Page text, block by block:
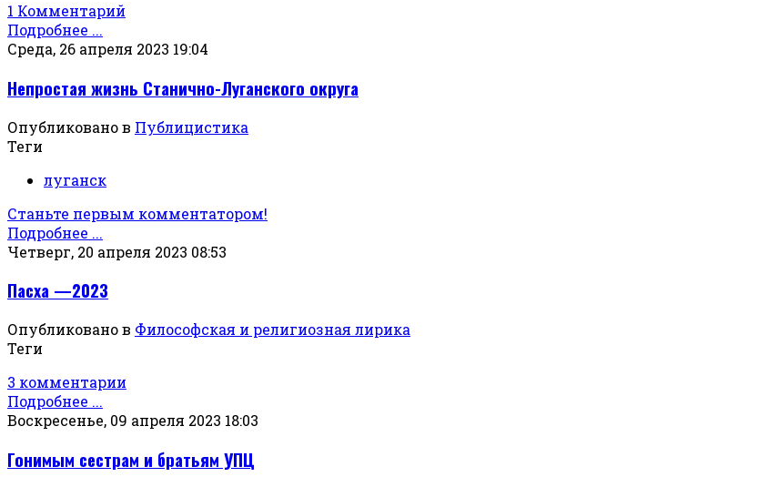
1 Комментарий
Подробнее ...
Среда, 26 апреля 2023 19:04
Непростая жизнь Станично-Луганского округа
Опубликовано в Публицистика
Теги
луганск
Станьте первым комментатором!
Подробнее ...
Четверг, 20 апреля 2023 08:53
Пасха —2023
Опубликовано в Философская и религиозная лирика
Теги
3 комментарии
Подробнее ...
Воскресенье, 09 апреля 2023 18:03
Гонимым сестрам и братьям УПЦ